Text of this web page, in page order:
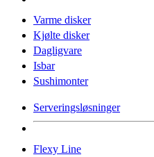
Varme disker
Kjølte disker
Dagligvare
Isbar
Sushimonter
Serveringsløsninger
Flexy Line